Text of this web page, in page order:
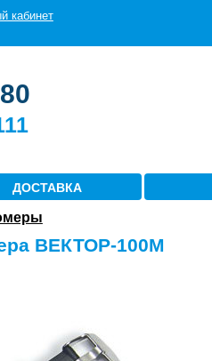
кабинет
ДОСТАВКА
ВЕКТОР-100М